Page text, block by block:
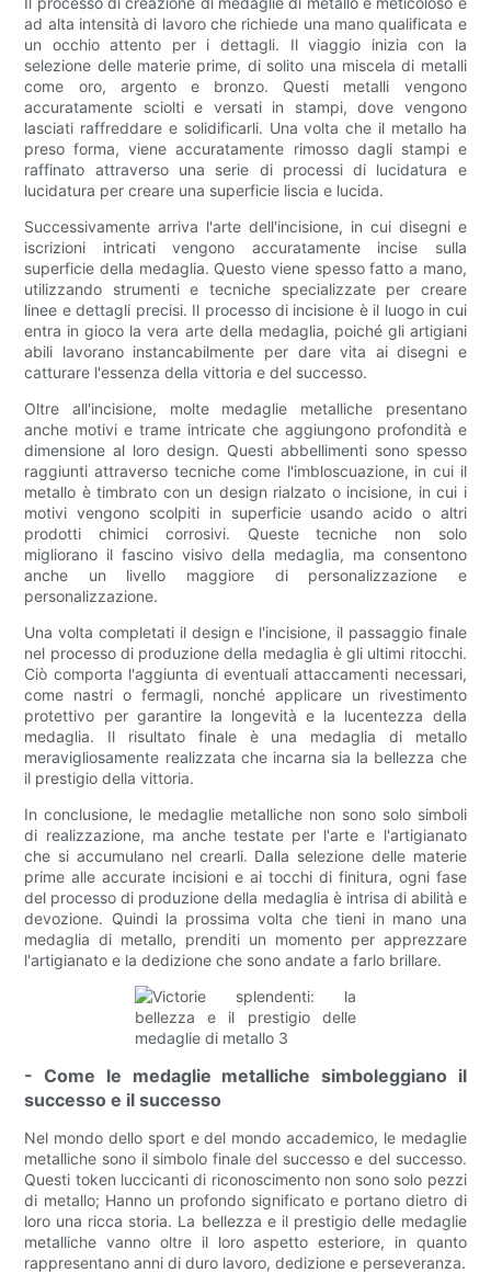
ad alta intensità di lavoro che richiede una mano qualificata e
un occhio attento per i dettagli. Il viaggio inizia con la
selezione delle materie prime, di solito una miscela di metalli
come oro, argento e bronzo. Questi metalli vengono
accuratamente sciolti e versati in stampi, dove vengono
lasciati raffreddare e solidificarli. Una volta che il metallo ha
preso forma, viene accuratamente rimosso dagli stampi e
raffinato attraverso una serie di processi di lucidatura e
lucidatura per creare una superficie liscia e lucida.
Successivamente arriva l'arte dell'incisione, in cui disegni e
iscrizioni intricati vengono accuratamente incise sulla
superficie della medaglia. Questo viene spesso fatto a mano,
utilizzando strumenti e tecniche specializzate per creare
linee e dettagli precisi. Il processo di incisione è il luogo in cui
entra in gioco la vera arte della medaglia, poiché gli artigiani
abili lavorano instancabilmente per dare vita ai disegni e
catturare l'essenza della vittoria e del successo.
Oltre all'incisione, molte medaglie metalliche presentano
anche motivi e trame intricate che aggiungono profondità e
dimensione al loro design. Questi abbellimenti sono spesso
raggiunti attraverso tecniche come l'imbloscuazione, in cui il
metallo è timbrato con un design rialzato o incisione, in cui i
motivi vengono scolpiti in superficie usando acido o altri
prodotti chimici corrosivi. Queste tecniche non solo
migliorano il fascino visivo della medaglia, ma consentono
anche un livello maggiore di personalizzazione e
personalizzazione.
Una volta completati il design e l'incisione, il passaggio finale
nel processo di produzione della medaglia è gli ultimi ritocchi.
Ciò comporta l'aggiunta di eventuali attaccamenti necessari,
come nastri o fermagli, nonché applicare un rivestimento
protettivo per garantire la longevità e la lucentezza della
medaglia. Il risultato finale è una medaglia di metallo
meravigliosamente realizzata che incarna sia la bellezza che
il prestigio della vittoria.
In conclusione, le medaglie metalliche non sono solo simboli
di realizzazione, ma anche testate per l'arte e l'artigianato
che si accumulano nel crearli. Dalla selezione delle materie
prime alle accurate incisioni e ai tocchi di finitura, ogni fase
del processo di produzione della medaglia è intrisa di abilità e
devozione. Quindi la prossima volta che tieni in mano una
medaglia di metallo, prenditi un momento per apprezzare
l'artigianato e la dedizione che sono andate a farlo brillare.
- Come le medaglie metalliche simboleggiano il
successo e il successo
Nel mondo dello sport e del mondo accademico, le medaglie
metalliche sono il simbolo finale del successo e del successo.
Questi token luccicanti di riconoscimento non sono solo pezzi
di metallo; Hanno un profondo significato e portano dietro di
loro una ricca storia. La bellezza e il prestigio delle medaglie
metalliche vanno oltre il loro aspetto esteriore, in quanto
rappresentano anni di duro lavoro, dedizione e perseveranza.